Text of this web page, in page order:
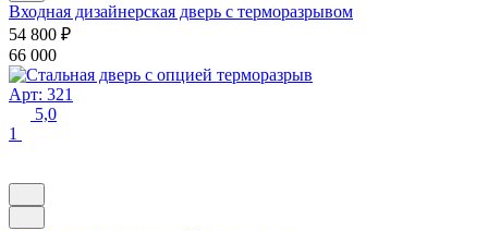
Входная дизайнерская дверь с терморазрывом
54 800 ₽
66 000
Арт: 321
5,0
1